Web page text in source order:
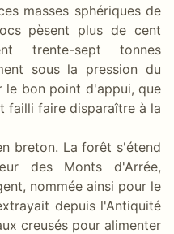
masses sphériques de
pèsent plus de cent
trente-sept tonnes
sous la pression du
bon point d'appui, que
failli faire disparaître à la
breton. La forêt s'étend
des Monts d'Arrée,
nommée ainsi pour le
depuis l'Antiquité
creusés pour alimenter